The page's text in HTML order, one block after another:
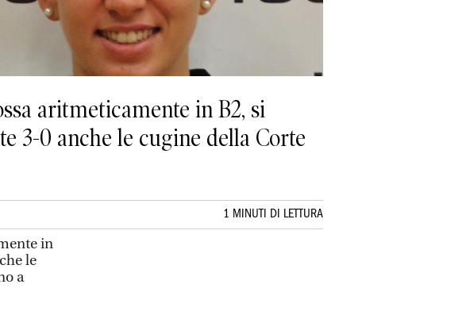
aritmeticamente in B2, si
3-0 anche le cugine della Corte
1 MINUTI DI LETTURA
in
le
a